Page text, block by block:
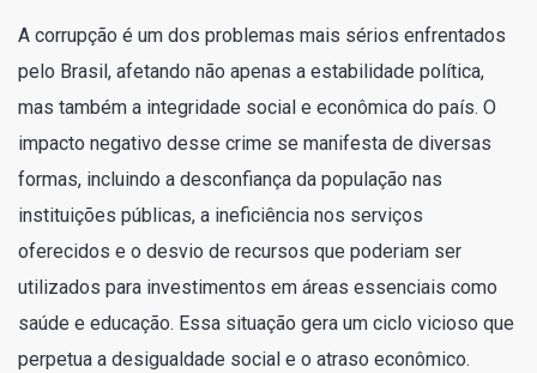
A corrupção é um dos problemas mais sérios enfrentados
pelo Brasil, afetando não apenas a estabilidade política,
mas também a integridade social e econômica do país. O
impacto negativo desse crime se manifesta de diversas
formas, incluindo a desconfiança da população nas
instituições públicas, a ineficiência nos serviços
oferecidos e o desvio de recursos que poderiam ser
utilizados para investimentos em áreas essenciais como
saúde e educação. Essa situação gera um ciclo vicioso que
perpetua a desigualdade social e o atraso econômico.